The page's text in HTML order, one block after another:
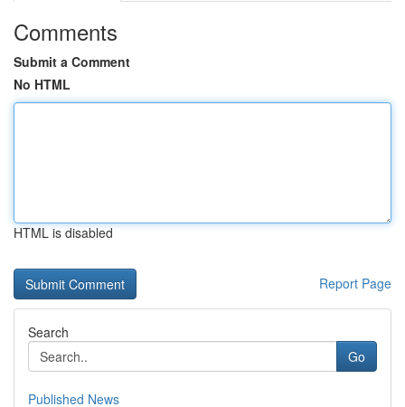
Comments
Submit a Comment
No HTML
HTML is disabled
Report Page
Search
Go
Published News